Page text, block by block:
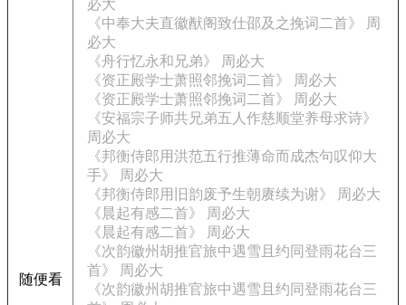
随便看
必大
《中奉大夫直徽猷阁致仕邵及之挽词二首》 周
必大
《舟行忆永和兄弟》 周必大
《资正殿学士萧照邻挽词二首》 周必大
《资正殿学士萧照邻挽词二首》 周必大
《安福宗子师共兄弟五人作慈顺堂养母求诗》
周必大
《邦衡侍郎用洪范五行推薄命而成杰句叹仰大
手》 周必大
《邦衡侍郎用旧韵废予生朝赓续为谢》 周必大
《晨起有感二首》 周必大
《晨起有感二首》 周必大
《次韵徽州胡推官旅中遇雪且约同登雨花台三
首》 周必大
《次韵徽州胡推官旅中遇雪且约同登雨花台三